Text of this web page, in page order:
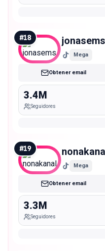
#18 jonasems
Mega
Obtener email
3.4M
Seguidores
#19
Mega
Obtener email
3.3M
Seguidores